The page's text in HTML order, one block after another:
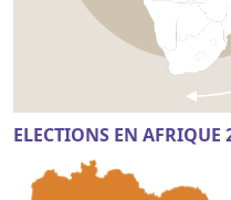
ELECTIONS EN AFRIQUE